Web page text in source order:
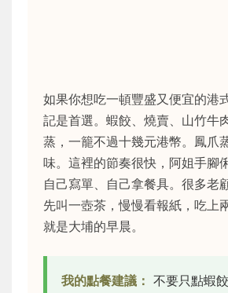
如果你想吃一頓豐盛又便宜的港
記是首選。蝦餃、燒賣、山竹牛
蒸，一籠不過十幾元港幣。鳳爪
味。這裡的節奏很快，阿姐手腳
自己寫單、自己拿餐具。很多老
先叫一壺茶，慢慢看報紙，吃上
就是大埔的早晨。
我的點餐建議： 不要只點蝦